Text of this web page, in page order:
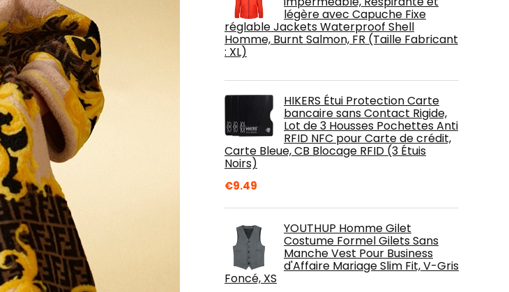
légère avec Capuche Fixe
réglable Jackets Waterproof Shell
Homme, Burnt Salmon, FR (Taille Fabricant
: XL)
HIKERS Étui Protection Carte
bancaire sans Contact Rigide,
Lot de 3 Housses Pochettes Anti
RFID NFC pour Carte de crédit,
Carte Bleue, CB Blocage RFID (3 Étuis
Noirs)
€9.49
YOUTHUP Homme Gilet
Costume Formel Gilets Sans
Manche Vest Pour Business
d'Affaire Mariage Slim Fit, V-Gris
Foncé, XS